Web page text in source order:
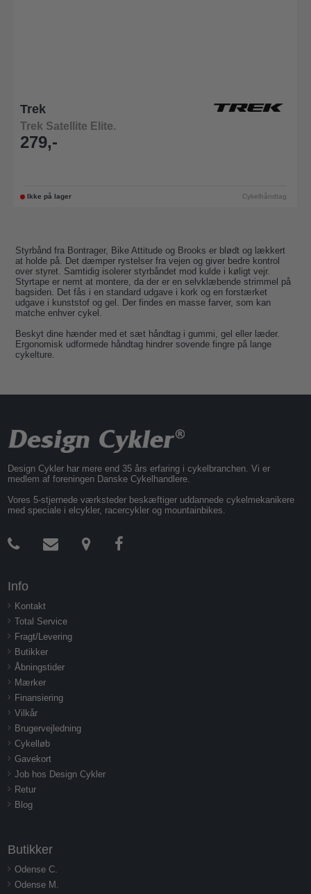
Trek
Trek Satellite Elite.
279,-
Ikke på lager Cykelhåndtag
Styrbånd fra Bontrager, Bike Attitude og Brooks er blødt og lækkert
at holde på. Det dæmper rystelser fra vejen og giver bedre kontrol
over styret. Samtidig isolerer styrbåndet mod kulde i køligt vejr.
Styrtape er nemt at montere, da der er en selvklæbende strimmel på
bagsiden. Det fås i en standard udgave i kork og en forstærket
udgave i kunststof og gel. Der findes en masse farver, som kan
matche enhver cykel.
Beskyt dine hænder med et sæt håndtag i gummi, gel eller læder.
Ergonomisk udformede håndtag hindrer sovende fingre på lange
cykelture.
Design Cykler har mere end 35 års erfaring i cykelbranchen. Vi er
medlem af foreningen Danske Cykelhandlere.
Vores 5-stjernede værksteder beskæftiger uddannede cykelmekanikere
med speciale i elcykler, racercykler og mountainbikes.
Info
Kontakt
Total Service
Fragt/Levering
Butikker
Åbningstider
Mærker
Finansiering
Vilkår
Brugervejledning
Cykelløb
Gavekort
Job hos Design Cykler
Retur
Blog
Butikker
Odense C.
Odense M.